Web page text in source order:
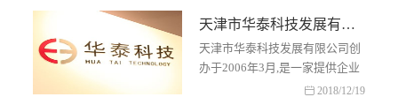
天津市华泰科技发展有限公司
天津市华泰科技发展有限公司创
办于2006年3月,是一家提供企业
建站、网络推广、营销策划、项
 2018/12/19